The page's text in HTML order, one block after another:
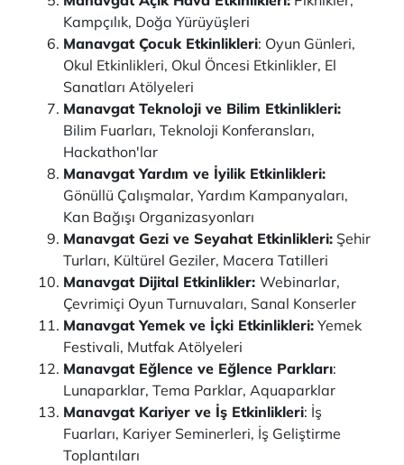
Kampçılık, Doğa Yürüyüşleri
Manavgat Çocuk Etkinlikleri: Oyun Günleri,
Okul Etkinlikleri, Okul Öncesi Etkinlikler, El
Sanatları Atölyeleri
Manavgat Teknoloji ve Bilim Etkinlikleri:
Bilim Fuarları, Teknoloji Konferansları,
Hackathon'lar
Manavgat Yardım ve İyilik Etkinlikleri:
Gönüllü Çalışmalar, Yardım Kampanyaları,
Kan Bağışı Organizasyonları
Manavgat Gezi ve Seyahat Etkinlikleri: Şehir
Turları, Kültürel Geziler, Macera Tatilleri
Manavgat Dijital Etkinlikler: Webinarlar,
Çevrimiçi Oyun Turnuvaları, Sanal Konserler
Manavgat Yemek ve İçki Etkinlikleri: Yemek
Festivali, Mutfak Atölyeleri
Manavgat Eğlence ve Eğlence Parkları:
Lunaparklar, Tema Parklar, Aquaparklar
Manavgat Kariyer ve İş Etkinlikleri: İş
Fuarları, Kariyer Seminerleri, İş Geliştirme
Toplantıları